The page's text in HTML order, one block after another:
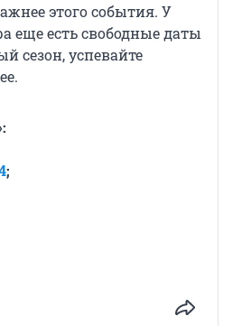
этого события. У
еще есть свободные даты
сезон, успевайте
;